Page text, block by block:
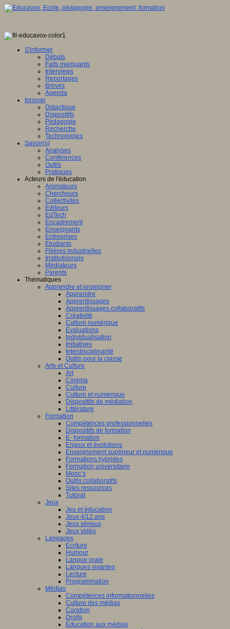
S'informer
Débats
Faits marquants
Interviews
Reportages
Brèves
Agenda
Innover
Didactique
Dispositifs
Pédagogie
Recherche
Technologies
Savoir(s)
Analyses
Conférences
Outils
Pratiques
Acteurs de l'éducation
Animateurs
Chercheurs
Collectivités
Editeurs
EdTech
Encadrement
Enseignants
Entreprises
Etudiants
Filières industrielles
Institutionnels
Médiateurs
Parents
Thématiques
Apprendre et enseigner
Apprendre
Apprentissages
Apprentissages collaboratifs
Créativité
Culture numérique
Evaluations
Individualisation
Initiatives
Interdisciplinarité
Outils pour la classe
Arts et Culture
Art
Cinéma
Culture
Culture et numérique
Dispositifs de médiation
Littérature
Formation
Compétences professionnelles
Dispositifs de formation
E- formation
Enjeux et évolutions
Enseignement supérieur et numérique
Formations hybrides
Formation universitaire
Mooc’s
Outils collaboratifs
Sites ressources
Tutorat
Jeux
Jeu et éducation
Jeux 4/12 ans
Jeux sérieux
Jeux vidéo
Langages
Ecriture
Humour
Langue orale
Langues vivantes
Lecture
Programmation
Médias
Compétences informationnelles
Culture des médias
Curation
Droits
Education aux médias